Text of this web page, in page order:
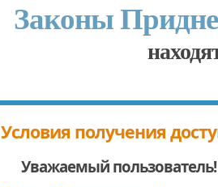
Законы
Условия получения
Уважаемый пользователь!